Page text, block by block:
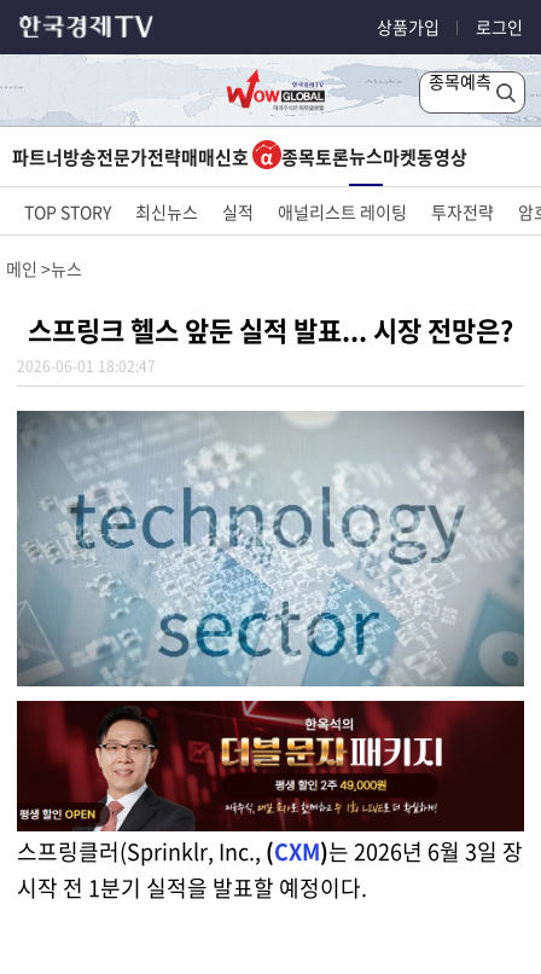
상품가입 로그인
종목예측
파트너방송전문가전략매매신호 종목토론뉴스마켓동영상
TOP STORY 최신뉴스 실적 애널리스트 레이팅 투자전략 암
메인 뉴스
스프링크 헬스 앞둔 실적 발표... 시장 전망은?
2026-06-01 18:02:47
스프링클러(Sprinklr, Inc., (CXM)는 2026년 6월 3일 장
시작 전 1분기 실적을 발표할 예정이다.